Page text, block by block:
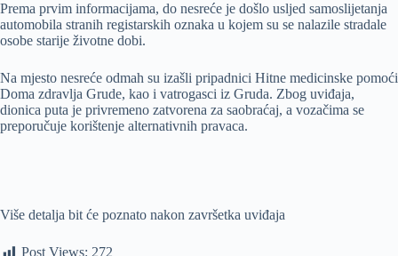
Prema prvim informacijama, do nesreće je došlo usljed samoslijetanja
automobila stranih registarskih oznaka u kojem su se nalazile stradale
osobe starije životne dobi.
Na mjesto nesreće odmah su izašli pripadnici Hitne medicinske pomoći
Doma zdravlja Grude, kao i vatrogasci iz Gruda. Zbog uviđaja,
dionica puta je privremeno zatvorena za saobraćaj, a vozačima se
preporučuje korištenje alternativnih pravaca.
Više detalja bit će poznato nakon završetka uviđaja
Post Views: 272